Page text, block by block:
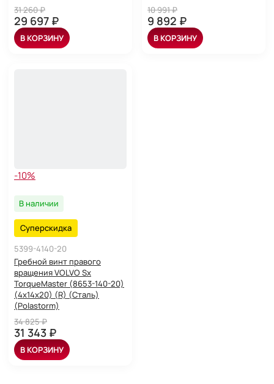
31 260 ₽
29 697 ₽
В КОРЗИНУ
10 991 ₽
9 892 ₽
В КОРЗИНУ
-10%
В наличии
Суперскидка
5399-4140-20
Гребной винт правого
вращения VOLVO Sx
TorqueMaster (8653-140-20)
(4x14x20) (R) (Сталь)
(Polastorm)
34 825 ₽
31 343 ₽
В КОРЗИНУ